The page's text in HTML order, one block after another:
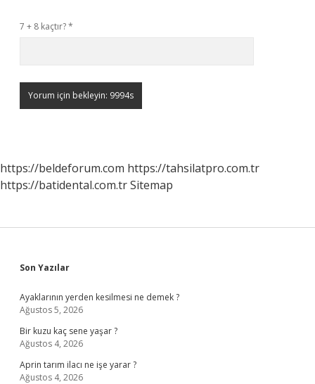
7 + 8 kaçtır?*
https://beldeforum.com https://tahsilatpro.com.tr
https://batidental.com.trSitemap
Sidebar
Son Yazılar
Ayaklarının yerden kesilmesi ne demek ?
Ağustos 5, 2026
Bir kuzu kaç sene yaşar ?
Ağustos 4, 2026
Aprin tarım ilacı ne işe yarar ?
Ağustos 4, 2026